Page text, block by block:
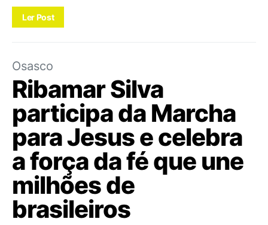
Ler Post
Osasco
Ribamar Silva
participa da Marcha
para Jesus e celebra
a força da fé que une
milhões de
brasileiros